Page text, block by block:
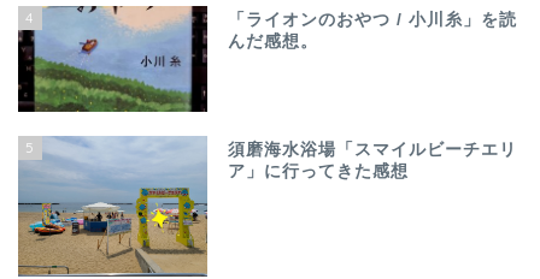
4
「ライオンのおやつ / 小川糸」を読
んだ感想。
5
須磨海水浴場「スマイルビーチエリ
ア」に行ってきた感想